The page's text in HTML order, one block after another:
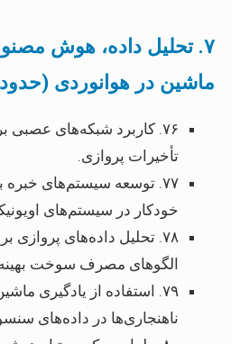
۷. تحلیل داده، هوش
ماشین در هوانوردی (حدود ۱۲ عنوان)
۷۶. کاربرد شبکه‌های عصبی
تأخیرات پروازی.
۷۷. توسعه سیستم‌های خبره
خودکار در سیستم‌های
۷۸. تحلیل داده‌های پروازی
الگوهای مصرف سوخت
۷۹. استفاده از یادگیری
ناهنجاری‌ها در داده‌های